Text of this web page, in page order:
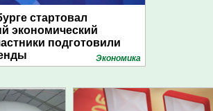
стартовал
экономический
подготовили
Экономика